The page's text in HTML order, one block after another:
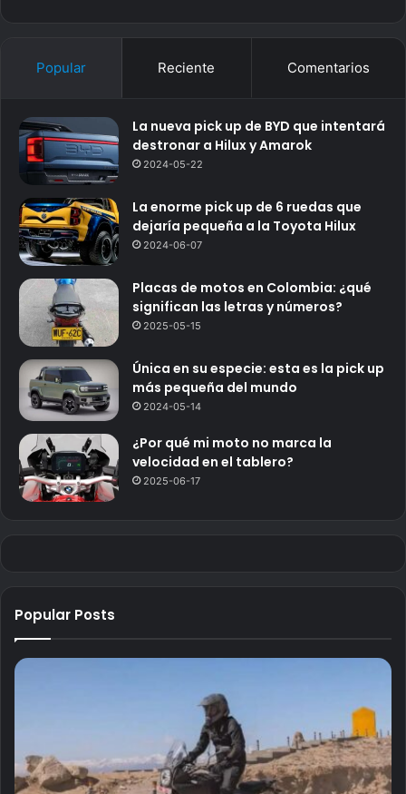
Popular Reciente Comentarios
La nueva pick up de BYD que intentará
destronar a Hilux y Amarok
2024-05-22
La enorme pick up de 6 ruedas que
dejaría pequeña a la Toyota Hilux
2024-06-07
Placas de motos en Colombia: ¿qué
significan las letras y números?
2025-05-15
Única en su especie: esta es la pick up
más pequeña del mundo
2024-05-14
¿Por qué mi moto no marca la
velocidad en el tablero?
2025-06-17
Popular Posts